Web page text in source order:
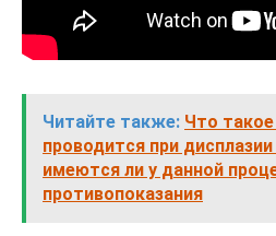
Читайте также: Что
проводится при
имеются ли у данной
противопоказания